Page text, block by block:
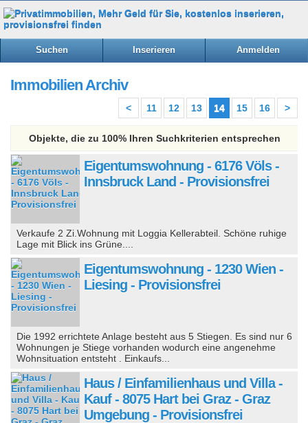
Suchen Inserieren Anmelden
Immobilien Archiv
< 11 12 13 14 15 16 >
Objekte, die zu 100% Ihren Suchkriterien entsprechen
Eigentumswohnung - 6176 Völs -
Innsbruck Land - Provisionsfrei
Verkaufe 2 Zi.Wohnung mit Loggia Kellerabteil. Schöne ruhige
Lage mit Blick ins Grüne....
Eigentumswohnung - 1230 Wien -
Liesing - Provisionsfrei
Die 1992 errichtete Anlage besteht aus 5 Stiegen. Es sind nur 6
Wohnungen je Stiege vorhanden wodurch eine angenehme
Wohnsituation entsteht . Einkaufs...
Haus / Einfamilienhaus und Villa -
Kauf - 8075 Hart bei Graz - Graz
Umgebung - Provisionsfrei